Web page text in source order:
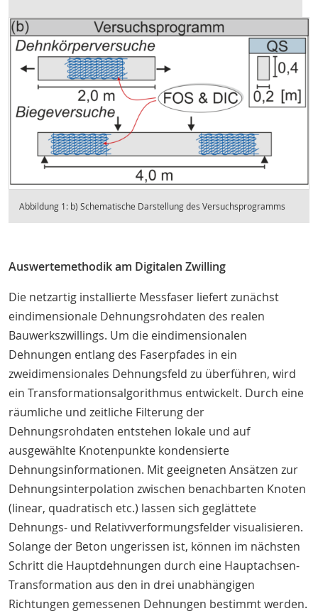
Abbildung 1: b) Schematische Darstellung des Versuchsprogramms
Auswertemethodik am Digitalen Zwilling
Die netzartig installierte Messfaser liefert zunächst
eindimensionale Dehnungsrohdaten des realen
Bauwerkszwillings. Um die eindimensionalen
Dehnungen entlang des Faserpfades in ein
zweidimensionales Dehnungsfeld zu überführen, wird
ein Transformationsalgorithmus entwickelt. Durch eine
räumliche und zeitliche Filterung der
Dehnungsrohdaten entstehen lokale und auf
ausgewählte Knotenpunkte kondensierte
Dehnungsinformationen. Mit geeigneten Ansätzen zur
Dehnungsinterpolation zwischen benachbarten Knoten
(linear, quadratisch etc.) lassen sich geglättete
Dehnungs- und Relativverformungsfelder visualisieren.
Solange der Beton ungerissen ist, können im nächsten
Schritt die Hauptdehnungen durch eine Hauptachsen-
Transformation aus den in drei unabhängigen
Richtungen gemessenen Dehnungen bestimmt werden.